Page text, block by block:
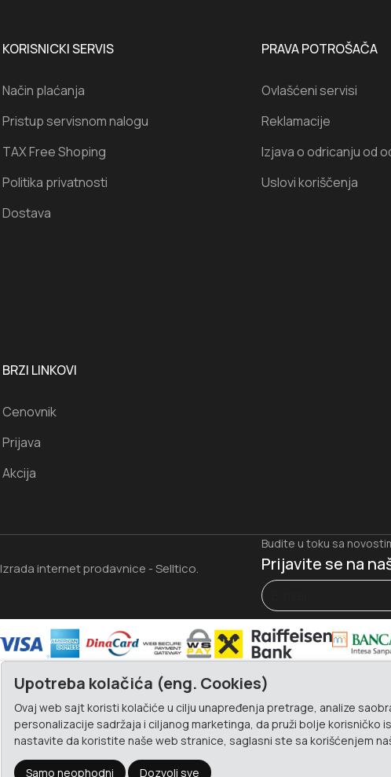
KORISNICKI SERVIS
Način plaćanja
Pristup servisnom nalogu
TAX Free Shoping
Politika privatnosti
Dostava
PRAVA POTROŠAČA
Ovlašćeni servisi
Reklamacije
Izjava o odricanju od
Uslovi koriščenja
BRZI LINKOVI
Cenovnik
Prijava
Akcija
Izrada internet prodavnice - Selltico.
Budite u toku sa
Prijavite se na
Upotreba kolačića (eng. Cookies)
Ovaj web sajt koristi kolačiće u cilju unapređenja pretrage, analize
personalizacije sadržaja i ciljanog marketinga, da pruži bolje korisničko
nastavite da koristite naše web stranice, saglasni ste sa korišćenjem
Samo neophodni Dozvoli sve